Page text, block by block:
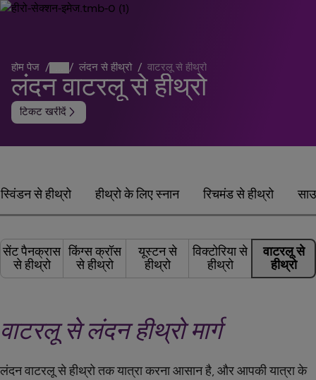
होम पेज / / लंदन से हीथ्रो / वाटरलू से हीथ्रो
लंदन वाटरलू से हीथ्रो
टिकट खरीदें arrow_forward_ios
स्विंडन से हीथ्रो हीथ्रो के लिए स्नान रिचमंड से हीथ्रो
सेंट पैनक्रास
से हीथ्रो
किंग्स क्रॉस
से हीथ्रो
यूस्टन से
हीथ्रो
विक्टोरिया से
हीथ्रो
वाटरलू से
हीथ्रो
वाटरलू से लंदन हीथ्रो मार्ग
लंदन वाटरलू से हीथ्रो तक यात्रा करना आसान है, और आपकी यात्रा के